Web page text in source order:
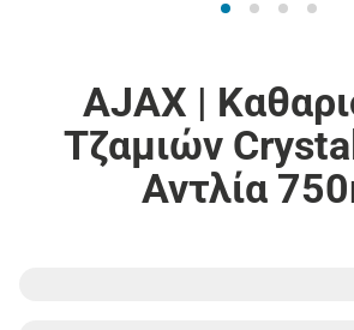
AJAX |
Τζαμιών
Αντλία